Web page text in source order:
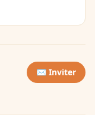
✉️ Inviter